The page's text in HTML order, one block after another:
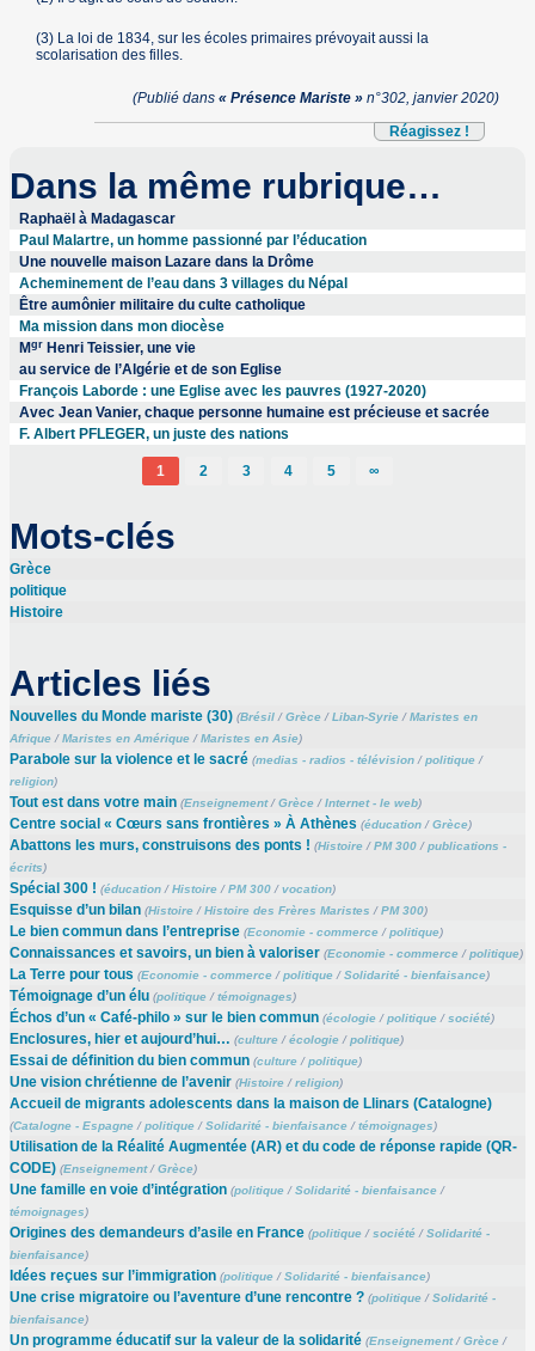
(3) La loi de 1834, sur les écoles primaires prévoyait aussi la
scolarisation des filles.
(Publié dans « Présence Mariste »n°302, janvier 2020)
Réagissez !
Dans la même rubrique…
Raphaël à Madagascar
Paul Malartre, un homme passionné par l’éducation
Une nouvelle maison Lazare dans la Drôme
Acheminement de l’eau dans 3 villages du Népal
Être aumônier militaire du culte catholique
Ma mission dans mon diocèse
MgrHenri Teissier, une vie
au service de l’Algérie et de son Eglise
François Laborde : une Eglise avec les pauvres (1927-2020)
Avec Jean Vanier, chaque personne humaine est précieuse et sacrée
F. Albert PFLEGER, un juste des nations
1 2 3 4 5 ∞
Mots-clés
Grèce
politique
Histoire
Articles liés
Nouvelles du Monde mariste (30) (Brésil/Grèce/Liban-Syrie/Maristes en
Afrique/Maristes en Amérique/Maristes en Asie)
Parabole sur la violence et le sacré (medias - radios - télévision/politique/
religion)
Tout est dans votre main (Enseignement/Grèce/Internet - le web)
Centre social « Cœurs sans frontières » À Athènes (éducation/Grèce)
Abattons les murs, construisons des ponts ! (Histoire/PM 300/publications -
écrits)
Spécial 300 ! (éducation/Histoire/PM 300/vocation)
Esquisse d’un bilan (Histoire/Histoire des Frères Maristes /PM 300)
Le bien commun dans l’entreprise (Economie - commerce/politique)
Connaissances et savoirs, un bien à valoriser (Economie - commerce/politique)
La Terre pour tous (Economie - commerce/politique/Solidarité - bienfaisance)
Témoignage d’un élu (politique/témoignages)
Échos d’un « Café-philo » sur le bien commun (écologie/politique/société)
Enclosures, hier et aujourd’hui… (culture/écologie/politique)
Essai de définition du bien commun (culture/politique)
Une vision chrétienne de l’avenir (Histoire/religion)
Accueil de migrants adolescents dans la maison de Llinars (Catalogne)
(Catalogne - Espagne/politique/Solidarité - bienfaisance/témoignages)
Utilisation de la Réalité Augmentée (AR) et du code de réponse rapide (QR-
CODE) (Enseignement/Grèce)
Une famille en voie d’intégration (politique/Solidarité - bienfaisance/
témoignages)
Origines des demandeurs d’asile en France (politique/société/Solidarité -
bienfaisance)
Idées reçues sur l’immigration (politique/Solidarité - bienfaisance)
Une crise migratoire ou l’aventure d’une rencontre ? (politique/Solidarité -
bienfaisance)
Un programme éducatif sur la valeur de la solidarité (Enseignement/Grèce/